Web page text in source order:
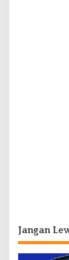
Jangan